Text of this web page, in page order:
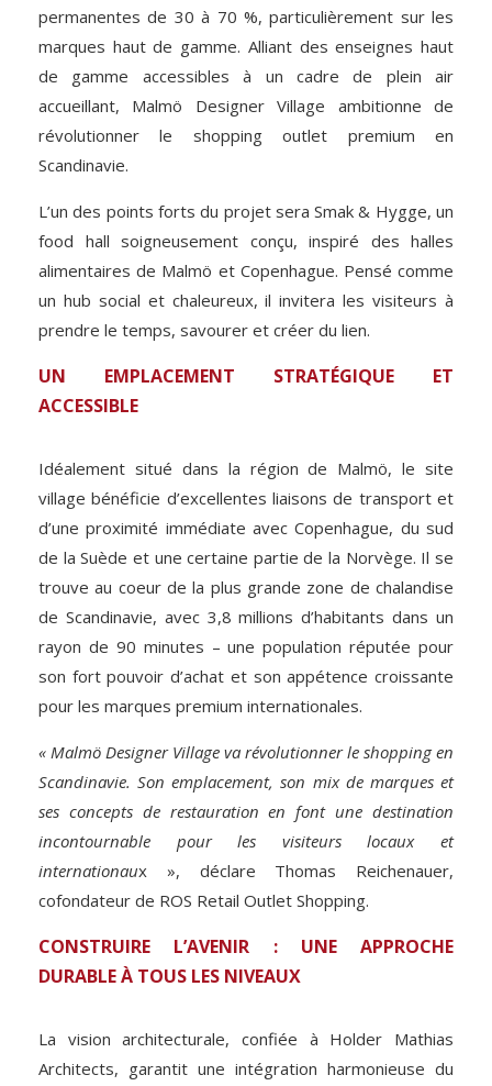
permanentes de 30 à 70 %, particulièrement sur les
marques haut de gamme. Alliant des enseignes haut
de gamme accessibles à un cadre de plein air
accueillant, Malmö Designer Village ambitionne de
révolutionner le shopping outlet premium en
Scandinavie.
L’un des points forts du projet sera Smak & Hygge, un
food hall soigneusement conçu, inspiré des halles
alimentaires de Malmö et Copenhague. Pensé comme
un hub social et chaleureux, il invitera les visiteurs à
prendre le temps, savourer et créer du lien.
UN EMPLACEMENT STRATÉGIQUE ET
ACCESSIBLE
Idéalement situé dans la région de Malmö, le site
village bénéficie d’excellentes liaisons de transport et
d’une proximité immédiate avec Copenhague, du sud
de la Suède et une certaine partie de la Norvège. Il se
trouve au coeur de la plus grande zone de chalandise
de Scandinavie, avec 3,8 millions d’habitants dans un
rayon de 90 minutes – une population réputée pour
son fort pouvoir d’achat et son appétence croissante
pour les marques premium internationales.
« Malmö Designer Village va révolutionner le shopping en
Scandinavie. Son emplacement, son mix de marques et
ses concepts de restauration en font une destination
incontournable pour les visiteurs locaux et
internationaux », déclare Thomas Reichenauer,
cofondateur de ROS Retail Outlet Shopping.
CONSTRUIRE L’AVENIR : UNE APPROCHE
DURABLE À TOUS LES NIVEAUX
La vision architecturale, confiée à Holder Mathias
Architects, garantit une intégration harmonieuse du